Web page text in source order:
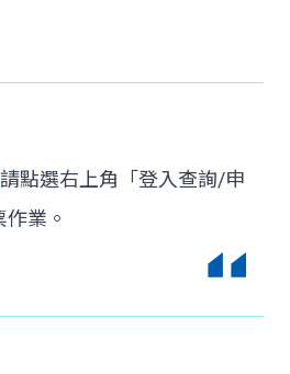
請點選右上角「登入查詢/申
業。